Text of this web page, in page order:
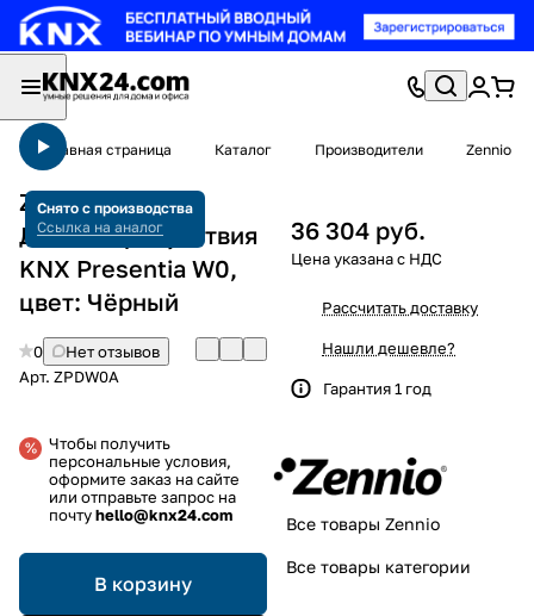
Главная страница Каталог Производители Zennio
Снято с производства
Ссылка на аналог
Zennio ZPDW0A
Датчик присутствия
KNX Presentia W0,
цвет: Чёрный
0
Нет отзывов
Арт. ZPDW0A
Чтобы получить
персональные условия,
оформите заказ на сайте
или отправьте запрос на
почтуhello@knx24.com
В корзину
36 304 руб.
Рассчитать доставку
Нашли дешевле?
Гарантия 1 год
Все товары Zennio
Все товары категории